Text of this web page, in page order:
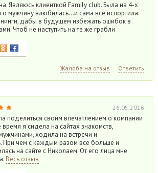
Являюсь клиенткой Family club. Была на 4-х
мужчину влюбилась…и сама все испортила.
дабы в будущем избежать ошибок в
Чтоб не наступить на те же грабли
Жалоба на отзыв Ответить
26.05.2016
поделиться своим впечатлением о компании
я сидела на сайтах знакомств,
ходила на встречи и
При чем с каждым разом все больше и
на сайте с Николаем. От его лица мне
Весь отзыв